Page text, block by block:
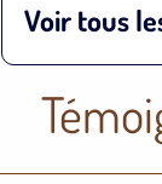
Voir tous